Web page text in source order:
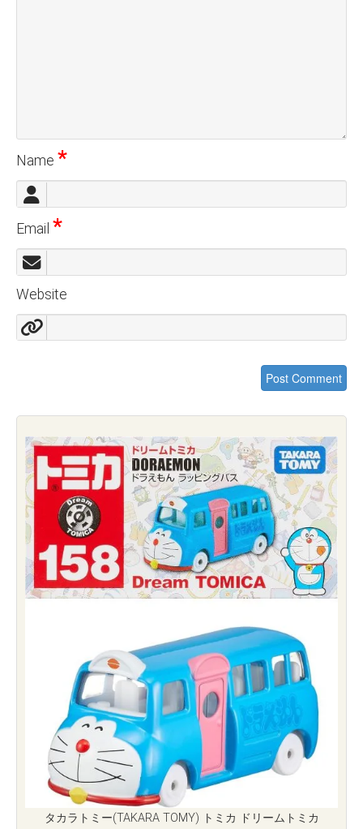
Name *
Email *
Website
タカラトミー(TAKARA TOMY) トミカ ドリームトミカ